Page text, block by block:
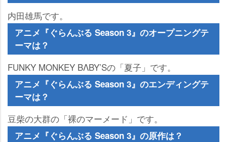
内田雄馬です。
アニメ『ぐらんぶる Season 3』のオープニングテ
ーマは？
FUNKY MONKEY BΛBY’Sの「夏子」です。
アニメ『ぐらんぶる Season 3』のエンディングテ
ーマは？
豆柴の大群の「裸のマーメード」です。
アニメ『ぐらんぶる Season 3』の原作は？